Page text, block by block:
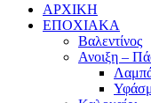
ΑΡΧΙΚΗ
ΕΠΟΧΙΑΚΑ
Βαλεντίνος
Ανοιξη –